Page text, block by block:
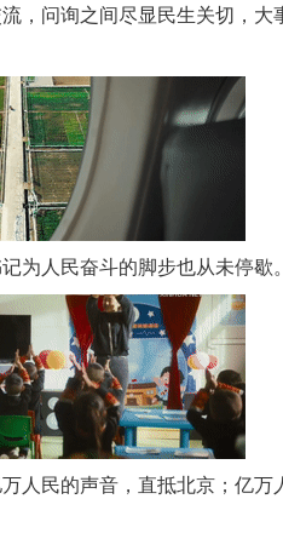
问询之间尽显民生关切，大
人民奋斗的脚步也从未停歇。
民的声音，直抵北京；亿万